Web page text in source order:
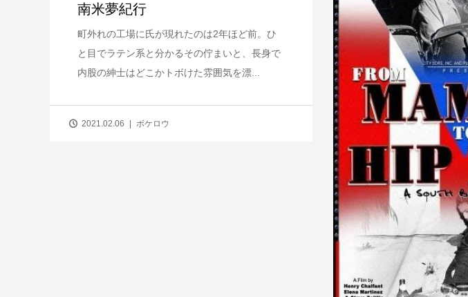
南米夢紀行
町外れの工場に氏が現れたのは2年ほど前。ひ
と目でラテン系と分かるその佇まいと、長身で
内股の紳士はどこかトボけた雰囲気を漂...
2021.02.06 ボケロウ